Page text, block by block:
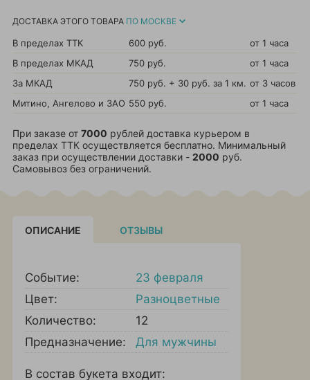
ДОСТАВКА ЭТОГО ТОВАРА ПО МОСКВЕ
В пределах ТТК 600 руб.
от 1 часа
В пределах МКАД
750 руб.
от 1 часа
За МКАД
750 руб. + 30 руб. за 1 км. от 3 часов
Митино, Ангелово и ЗАО 550 руб. от 1 часа
При заказе от 7000 рублей доставка курьером в
пределах ТТК осуществляется бесплатно. Минимальный
заказ при осуществлении доставки - 2000 руб.
Самовывоз без ограничений.
ОПИСАНИЕ ОТЗЫВЫ
Событие:
23 февраля
Цвет:
Разноцветные
Количество:
12
Предназначение:
Для мужчины
В состав букета входит: